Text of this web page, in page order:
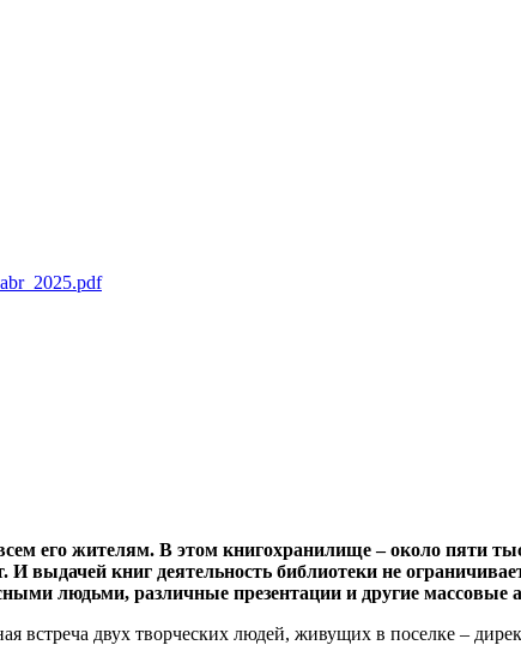
его жителям. В этом книгохранилище – около пяти
И выдачей книг деятельность библиотеки не
людьми, различные презентации и другие массовые
встреча двух творческих людей, живущих в поселке –